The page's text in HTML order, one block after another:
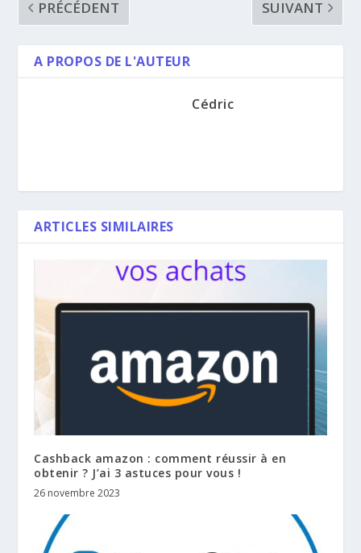
PRÉCÉDENT
SUIVANT
A PROPOS DE L'AUTEUR
Cédric
ARTICLES SIMILAIRES
Cashback amazon : comment réussir à en
obtenir ? J’ai 3 astuces pour vous !
26 novembre 2023